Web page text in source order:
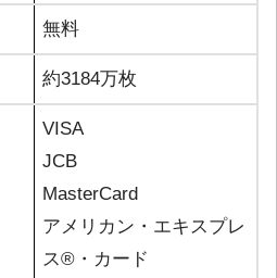
無料
約3184万枚
VISA
JCB
MasterCard
アメリカン・エキスプレ
ス®︎・カード